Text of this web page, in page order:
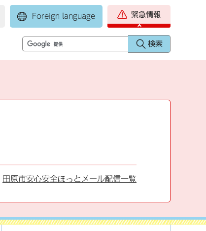
Foreign language 緊急情報
田原市安心安全ほっとメール配信一覧